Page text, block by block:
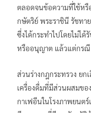
ตลอดจนข้อความที่ใช้หรื
กษัตริย์ พระราชินี รัชทา
ซึ่งได้กระทำไปโดยไม่ไ
หรืออนุญาต แล้วแต่กรณี
ส่วนร่างกฎกระทรวง ยก
เครื่องดื่มที่มีส่วนผสมข
กาเฟอีนในโรงภาพยนต